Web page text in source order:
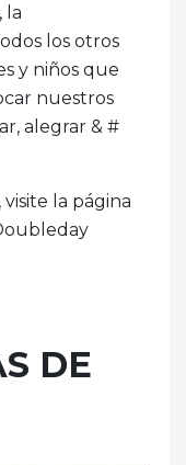
la
los otros
y niños que
nuestros
alegrar & #
la página
DE